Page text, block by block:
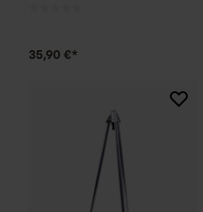
35,90 €*